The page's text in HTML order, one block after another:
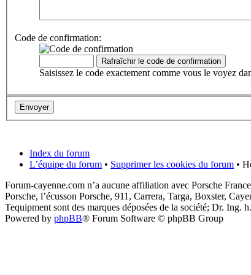
Code de confirmation:
Saisissez le code exactement comme vous le voyez
Index du forum
L’équipe du forum • Supprimer les cookies du forum •
Forum-cayenne.com n’a aucune affiliation avec Porsche
Porsche, l’écusson Porsche, 911, Carrera, Targa, Boxster,
Tequipment sont des marques déposées de la société; Dr.
Powered by phpBB® Forum Software © phpBB Group